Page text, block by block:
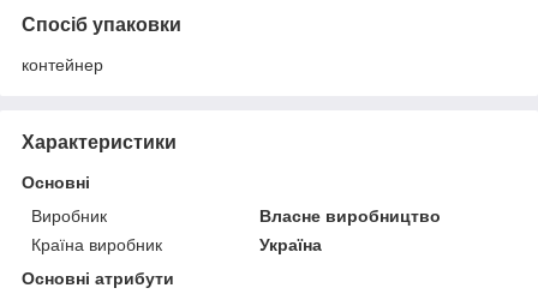
Спосіб упаковки
контейнер
Характеристики
Основні
Виробник
Власне виробництво
Країна виробник
Україна
Основні атрибути